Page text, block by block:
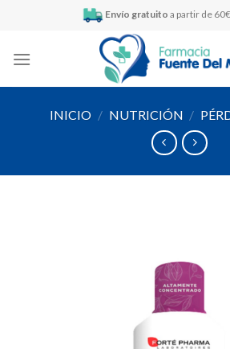
Envío gratuito a partir de
INICIO / NUTRICIÓN /